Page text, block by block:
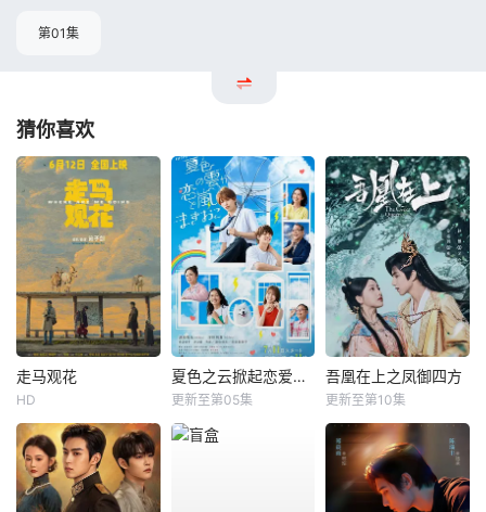
第01集
猜你喜欢
走马观花
HD
夏色之云掀起恋爱与风暴
更新至第05集
吾凰在上之凤御四方
更新至第10集